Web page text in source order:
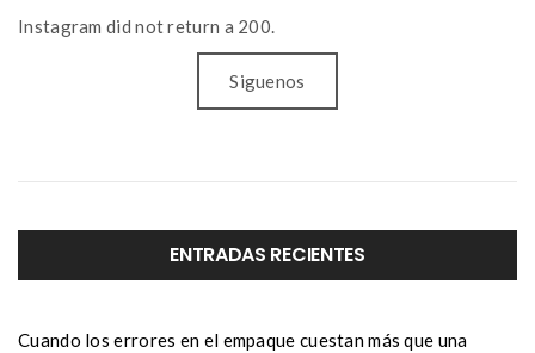
Instagram did not return a 200.
Siguenos
ENTRADAS RECIENTES
Cuando los errores en el empaque cuestan más que una